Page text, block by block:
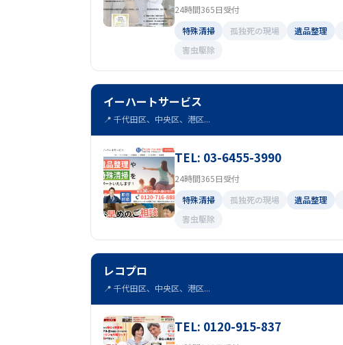
24時間365日受付
特殊清掃
孤独死の現場 遺品整理
害虫駆除
イーハートサービス
📍 千代田区、中央区、港区...
TEL: 03-6455-3990
24時間365日受付
特殊清掃
孤独死の現場 遺品整理
害虫駆除
レコプロ
📍 千代田区、中央区、港区...
TEL: 0120-915-837